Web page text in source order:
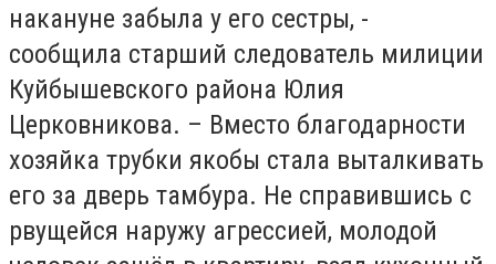
накануне забыла у его сестры, -
сообщила старший следователь милиции
Куйбышевского района Юлия
Церковникова. – Вместо благодарности
хозяйка трубки якобы стала выталкивать
его за дверь тамбура. Не справившись с
рвущейся наружу агрессией, молодой